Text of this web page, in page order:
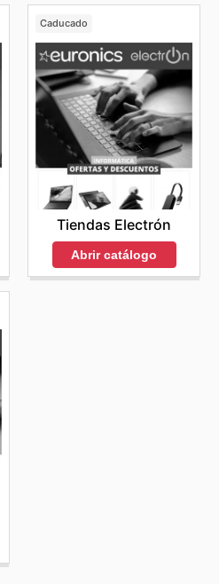
Caducado
Tiendas Electrón
Abrir catálogo